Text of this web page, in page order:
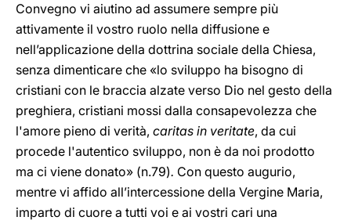
Convegno vi aiutino ad assumere sempre più
attivamente il vostro ruolo nella diffusione e
nell’applicazione della dottrina sociale della Chiesa,
senza dimenticare che «lo sviluppo ha bisogno di
cristiani con le braccia alzate verso Dio nel gesto della
preghiera, cristiani mossi dalla consapevolezza che
l'amore pieno di verità, caritas in veritate, da cui
procede l'autentico sviluppo, non è da noi prodotto
ma ci viene donato» (n.79). Con questo augurio,
mentre vi affido all’intercessione della Vergine Maria,
imparto di cuore a tutti voi e ai vostri cari una